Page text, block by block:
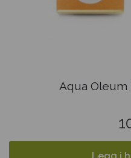
Aqua